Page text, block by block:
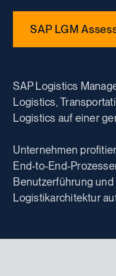
SAP LGM
SAP Logistics
Logistics,
Logistics auf einer
Unternehmen
End-to-End-
Benutzerführung
Logistikarchitektur